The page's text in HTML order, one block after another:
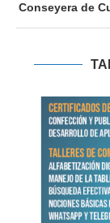
Conseyera de